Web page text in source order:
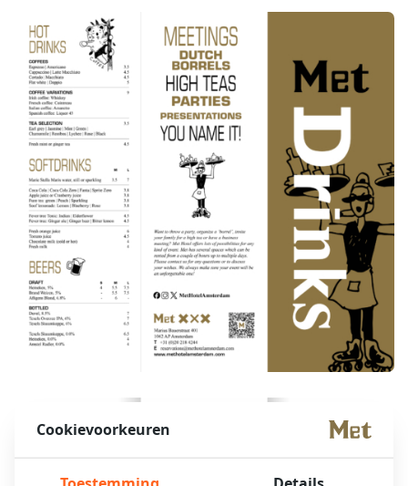
Cookievoorkeuren